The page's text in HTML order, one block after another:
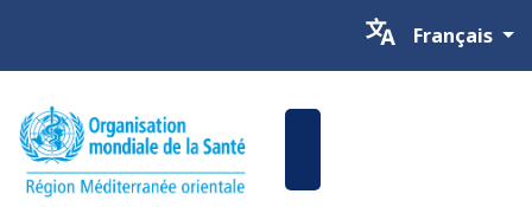
Français